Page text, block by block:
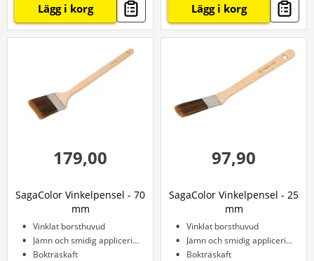
Lägg i korg Lägg i korg
179,00
SagaColor Vinkelpensel - 70
mm
Vinklat borsthuvud
Jämn och smidig applicering
Bokträskaft
97,90
SagaColor Vinkelpensel - 25
mm
Vinklat borsthuvud
Jämn och smidig applicering
Bokträskaft